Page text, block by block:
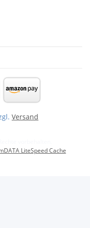
Versand
LiteSpeed Cache